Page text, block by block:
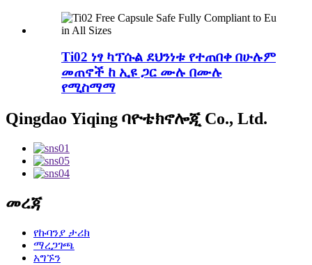
Ti02 ነፃ ካፕሱል ደህንነቱ የተጠበቀ በሁሉም
መጠኖች ከ ኢዩ ጋር ሙሉ በሙሉ
የሚስማማ
Qingdao Yiqing ባዮቴክኖሎጂ Co., Ltd.
መረጃ
የኩባንያ ታሪክ
ማረጋገጫ
አግኙን